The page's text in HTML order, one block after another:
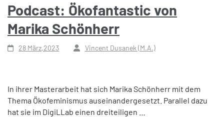
Podcast: Ökofantastic von
Marika Schönherr
28 März,2023 Vincent Dusanek (M.A.)
In ihrer Masterarbeit hat sich Marika Schönherr mit dem
Thema Ökofeminismus auseinandergesetzt. Parallel dazu
hat sie im DigiLLab einen dreiteiligen …